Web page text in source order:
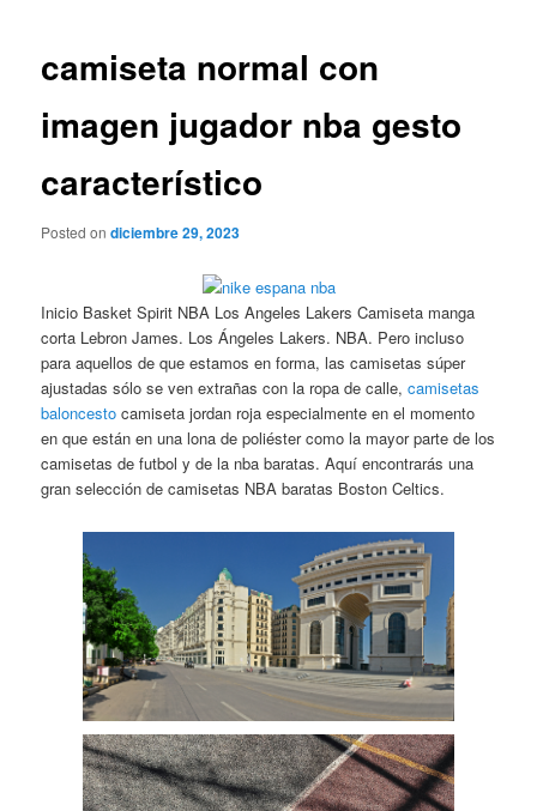
camiseta normal con
imagen jugador nba gesto
característico
Posted ondiciembre 29, 2023
Inicio Basket Spirit NBA Los Angeles Lakers Camiseta manga
corta Lebron James. Los Ángeles Lakers. NBA. Pero incluso
para aquellos de que estamos en forma, las camisetas súper
ajustadas sólo se ven extrañas con la ropa de calle,camisetas
baloncesto camiseta jordan roja especialmente en el momento
en que están en una lona de poliéster como la mayor parte de los
camisetas de futbol y de la nba baratas. Aquí encontrarás una
gran selección de camisetas NBA baratas Boston Celtics.